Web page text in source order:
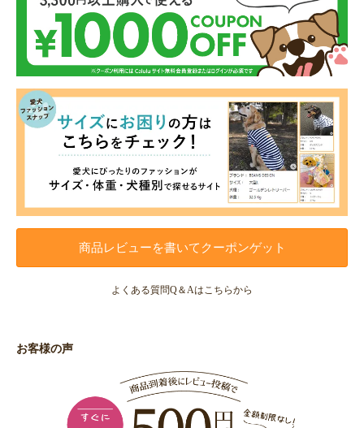
商品レビューを書いてクーポンゲット
よくある質問Q＆Aはこちらから
お客様の声